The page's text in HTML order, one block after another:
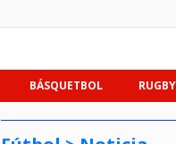
BÁSQUETBOL RUGBY